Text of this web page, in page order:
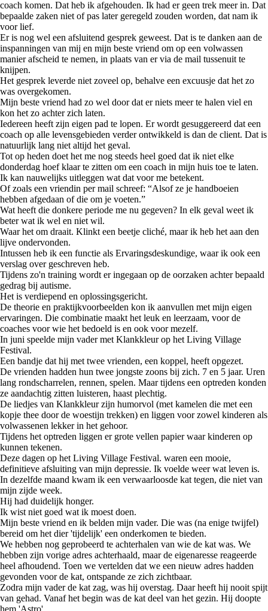
coach komen. Dat heb ik afgehouden. Ik had er geen trek meer in. Dat
bepaalde zaken niet of pas later geregeld zouden worden, dat nam ik
voor lief.
Er is nog wel een afsluitend gesprek geweest. Dat is te danken aan de
inspanningen van mij en mijn beste vriend om op een volwassen
manier afscheid te nemen, in plaats van er via de mail tussenuit te
knijpen.
Het gesprek leverde niet zoveel op, behalve een excuusje dat het zo
was overgekomen.
Mijn beste vriend had zo wel door dat er niets meer te halen viel en
kon het zo achter zich laten.
Iedereen heeft zijn eigen pad te lopen. Er wordt gesuggereerd dat een
coach op alle levensgebieden verder ontwikkeld is dan de client. Dat is
natuurlijk lang niet altijd het geval.
Tot op heden doet het me nog steeds heel goed dat ik niet elke
donderdag hoef klaar te zitten om een coach in mijn huis toe te laten.
Ik kan nauwelijks uitleggen wat dat voor me betekent.
Of zoals een vriendin per mail schreef: “Alsof ze je handboeien
hebben afgedaan of die om je voeten.”
Wat heeft die donkere periode me nu gegeven? In elk geval weet ik
beter wat ik wel en niet wil.
Waar het om draait. Klinkt een beetje cliché, maar ik heb het aan den
lijve ondervonden.
Intussen heb ik een functie als Ervaringsdeskundige, waar ik ook een
verslag over geschreven heb.
Tijdens zo'n training wordt er ingegaan op de oorzaken achter bepaald
gedrag bij autisme.
Het is verdiepend en oplossingsgericht.
De theorie en praktijkvoorbeelden kon ik aanvullen met mijn eigen
ervaringen. Die combinatie maakt het leuk en leerzaam, voor de
coaches voor wie het bedoeld is en ook voor mezelf.
In juni speelde mijn vader met Klankkleur op het Living Village
Festival.
Een bandje dat hij met twee vrienden, een koppel, heeft opgezet.
De vrienden hadden hun twee jongste zoons bij zich. 7 en 5 jaar. Uren
lang rondscharrelen, rennen, spelen. Maar tijdens een optreden konden
ze aandachtig zitten luisteren, haast plechtig.
De liedjes van Klankkleur zijn humorvol (met kamelen die met een
kopje thee door de woestijn trekken) en liggen voor zowel kinderen als
volwassenen lekker in het gehoor.
Tijdens het optreden liggen er grote vellen papier waar kinderen op
kunnen tekenen.
Deze dagen op het Living Village Festival. waren een mooie,
definitieve afsluiting van mijn depressie. Ik voelde weer wat leven is.
In dezelfde maand kwam ik een verwaarloosde kat tegen, die niet van
mijn zijde week.
Hij had duidelijk honger.
Ik wist niet goed wat ik moest doen.
Mijn beste vriend en ik belden mijn vader. Die was (na enige twijfel)
bereid om het dier 'tijdelijk' een onderkomen te bieden.
We hebben nog geprobeerd te achterhalen van wie de kat was. We
hebben zijn vorige adres achterhaald, maar de eigenaresse reageerde
heel afhoudend. Toen we vertelden dat we een nieuw adres hadden
gevonden voor de kat, ontspande ze zich zichtbaar.
Zodra mijn vader de kat zag, was hij overstag. Daar heeft hij nooit spijt
van gehad. Vanaf het begin was de kat deel van het gezin. Hij doopte
hem 'Astro'